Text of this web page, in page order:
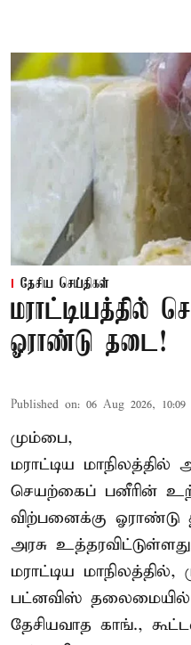
தேசிய செய்திகள்
மராட்டியத்தில்
ஓராண்டு தடை!
Published on: 06 Aug 2026, 10:09
மும்பை,
மராட்டிய
செயற்கைப் பனீரின்
விற்பனைக்கு ஓராண்டு
அரசு
மராட்டிய மாநிலத்தில்,
பட்னவிஸ் தலைமையில்
தேசியவாத காங்.,